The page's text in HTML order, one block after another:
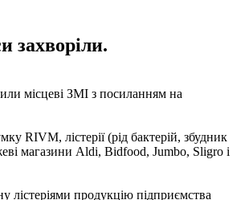
захворіли.
місцеві ЗМІ з посиланням на
RIVM, лістерії (рід бактерій, збудник
магазини Aldi, Bidfood, Jumbo, Sligro і
лістеріями продукцію підприємства